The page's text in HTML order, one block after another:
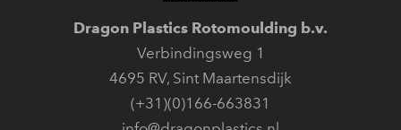
Dragon Plastics Rotomoulding b.v.
Verbindingsweg 1
4695 RV, Sint Maartensdijk
(+31)(0)166-663831